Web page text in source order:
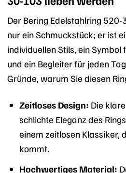
Der Bering Edelstahlring
nur ein Schmuckstück; er ist
individuellen Stils, ein Symbol
und ein Begleiter für jeden
Gründe, warum Sie diesen
Zeitloses Design: Die
schlichte Eleganz des
einem zeitlosen Klassiker,
kommt.
Hochwertiges Material: